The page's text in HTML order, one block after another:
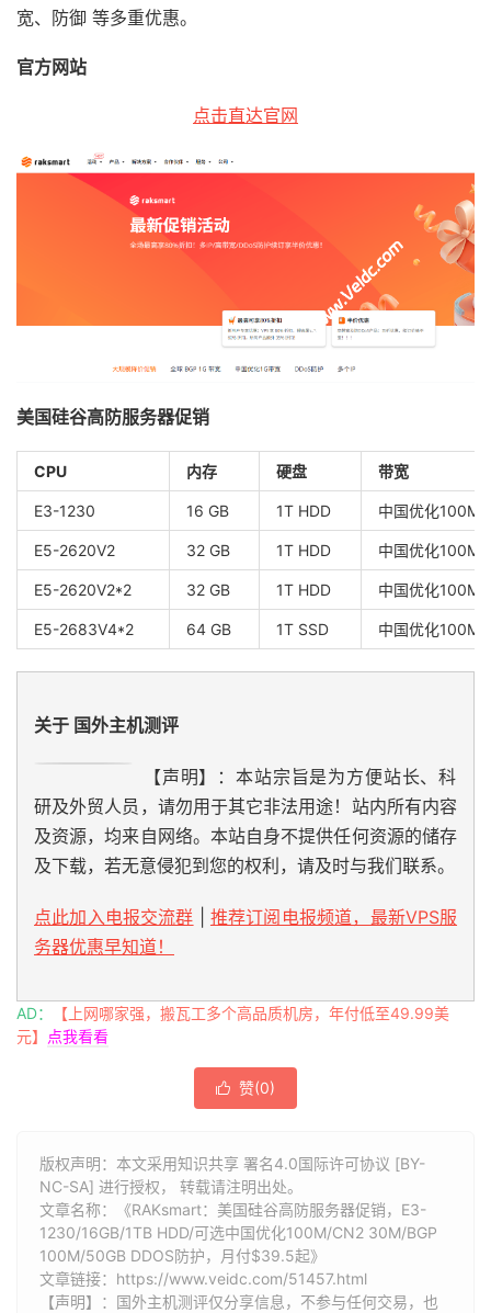
宽、防御 等多重优惠。
官方网站
点击直达官网
美国硅谷高防服务器促销
CPU 内存 硬盘 带宽
E3-1230 16 GB 1T HDD 中国优化
E5-2620V2 32 GB 1T HDD 中国优化
E5-2620V2*2 32 GB 1T HDD 中国优化
E5-2683V4*2 64 GB 1T SSD 中国优化
关于 国外主机测评
【声明】：本站宗旨是为方便站长、科
研及外贸人员，请勿用于其它非法用途！站内所有内容
及资源，均来自网络。本站自身不提供任何资源的储存
及下载，若无意侵犯到您的权利，请及时与我们联系。
点此加入电报交流群
推荐订阅电报频道，最新VPS服
务器优惠早知道！
AD：
【上网哪家强，搬瓦工多个高品质机房，年付低至49.99美
元】
点我看看
 赞(0)
版权声明：本文采用知识共享 署名4.0国际许可协议 [BY-
NC-SA] 进行授权， 转载请注明出处。
文章名称：《RAKsmart：美国硅谷高防服务器促销，E3-
1230/16GB/1TB HDD/可选中国优化100M/CN2 30M/BGP
100M/50GB DDOS防护，月付$39.5起》
文章链接： https://www.veidc.com/51457.html
【声明】：国外主机测评仅分享信息，不参与任何交易，也